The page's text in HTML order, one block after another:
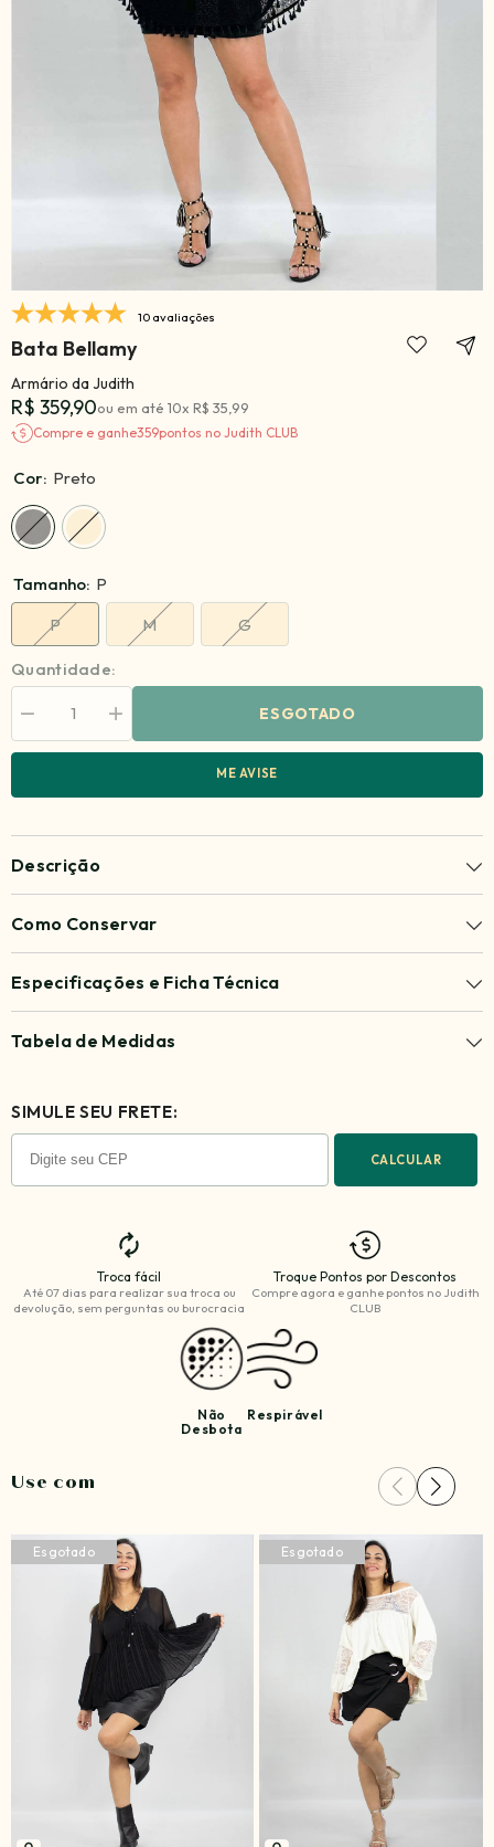
10 avaliações
Bata Bellamy
Armário da Judith
R$ 359,90ou em até 10x R$ 35,99
Compre e ganhe359pontos no Judith CLUB
Cor: Preto
Tamanho: P
P
M G
Quantidade:
Diminuir
quantidade
para
Aumentar
quantidade
para
ESGOTADO
ME AVISE
Descrição
Como Conservar
Especificações e Ficha Técnica
Tabela de Medidas
SIMULE SEU FRETE:
CALCULAR
Troca fácil
Até 07 dias para realizar sua troca ou
devolução, sem perguntas ou burocracia
Troque Pontos por Descontos
Compre agora e ganhepontos no Judith
CLUB
Não
Desbota
Respirável
Use com
Esgotado Esgotado